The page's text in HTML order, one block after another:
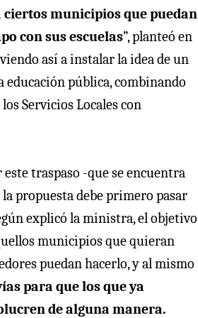
ciertos municipios que puedan
con sus escuelas”, planteó en
así a instalar la idea de un
educación pública, combinando
Servicios Locales con
traspaso -que se encuentra
propuesta debe primero pasar
explicó la ministra, el objetivo
municipios que quieran
puedan hacerlo, y al mismo
para que los que ya
de alguna manera.